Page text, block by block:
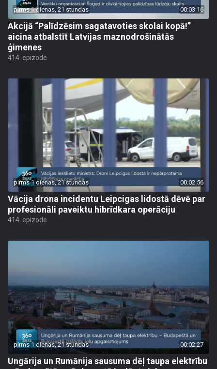
pirms 1 dienas, 21 stundas 00:03:16
Akcijā “Palīdzēsim sagatavoties skolai kopā!”
aicina atbalstīt Latvijas maznodrošinātās
ģimenes
414. epizode
pirms 1 dienas, 21 stundas 00:02:56
Vācija drona incidentu Leipcigas lidostā dēvē par
profesionāli paveiktu hibrīdkara operāciju
414. epizode
pirms 1 dienas, 21 stundas 00:02:27
Ungārija un Rumānija sausuma dēļ taupa elektrību